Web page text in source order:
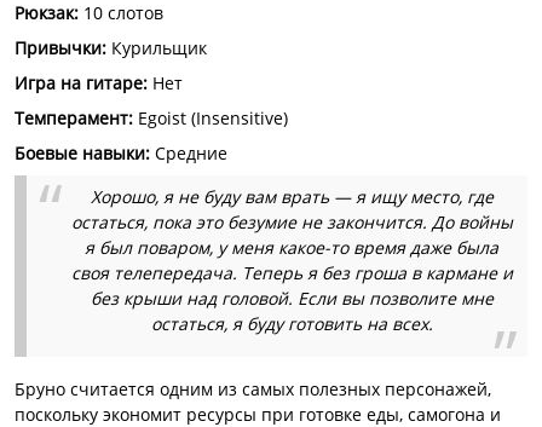
Рюкзак: 10 слотов
Привычки: Курильщик
Игра на гитаре: Нет
Темперамент: Egoist (Insensitive)
Боевые навыки: Средние
Хорошо, я не буду вам врать — я ищу место, где
остаться, пока это безумие не закончится. До войны
я был поваром, у меня какое-то время даже была
своя телепередача. Теперь я без гроша в кармане и
без крыши над головой. Если вы позволите мне
остаться, я буду готовить на всех.
Бруно считается одним из самых полезных персонажей,
поскольку экономит ресурсы при готовке еды, самогона и